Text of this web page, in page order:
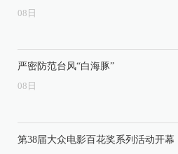
08 日
严密防范台风“白海豚”
08 日
第38届大众电影百花奖系列活动开幕